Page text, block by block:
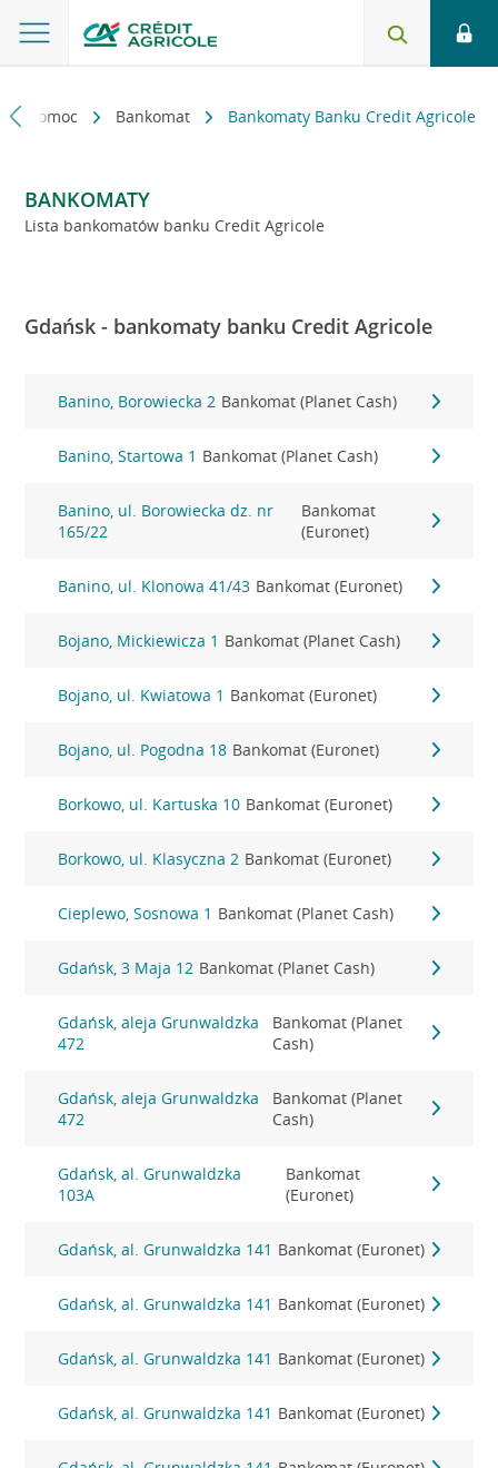
i pomoc Bankomat Bankomaty Banku Credit Agricole
BANKOMATY
Lista bankomatów banku Credit Agricole
Gdańsk - bankomaty banku Credit Agricole
Banino, Borowiecka 2 Bankomat (Planet Cash)
Banino, Startowa 1 Bankomat (Planet Cash)
Banino, ul. Borowiecka dz. nr
165/22
Bankomat
(Euronet)
Banino, ul. Klonowa 41/43 Bankomat (Euronet)
Bojano, Mickiewicza 1 Bankomat (Planet Cash)
Bojano, ul. Kwiatowa 1 Bankomat (Euronet)
Bojano, ul. Pogodna 18 Bankomat (Euronet)
Borkowo, ul. Kartuska 10 Bankomat (Euronet)
Borkowo, ul. Klasyczna 2 Bankomat (Euronet)
Cieplewo, Sosnowa 1 Bankomat (Planet Cash)
Gdańsk, 3 Maja 12 Bankomat (Planet Cash)
Gdańsk, aleja Grunwaldzka
472
Bankomat (Planet
Cash)
Gdańsk, aleja Grunwaldzka
472
Bankomat (Planet
Cash)
Gdańsk, al. Grunwaldzka
103A
Bankomat
(Euronet)
Gdańsk, al. Grunwaldzka 141 Bankomat (Euronet)
Gdańsk, al. Grunwaldzka 141 Bankomat (Euronet)
Gdańsk, al. Grunwaldzka 141 Bankomat (Euronet)
Gdańsk, al. Grunwaldzka 141 Bankomat (Euronet)